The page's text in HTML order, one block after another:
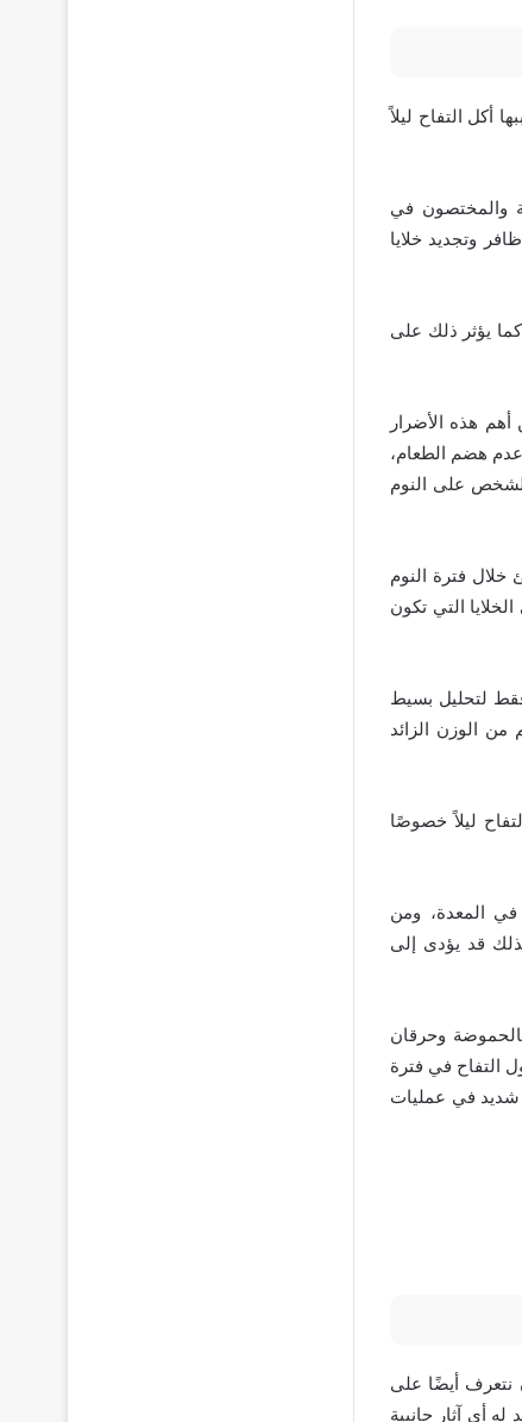
أكل التفاح ليلاً
والمختصون في
وتجديد خلايا
يؤثر ذلك على
أهم هذه الأضرار
عدم هضم الطعام،
على النوم
خلال فترة النوم
التي تكون
لتحليل بسيط
الوزن الزائد
ليلاً خصوصًا
في المعدة، ومن
قد يؤدى إلى
وحرقان
التفاح في فترة
شديد في عمليات
نتعرف أيضًا على
أي آثار جانبية